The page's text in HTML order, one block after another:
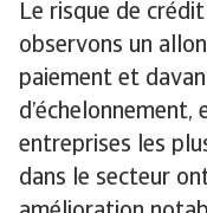
Le risque de
observons un
paiement et
entreprises les
dans le secteur